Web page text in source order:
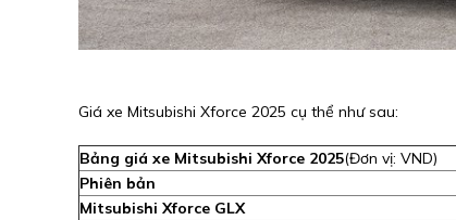
Giá xe Mitsubishi Xforce 2025 cụ thể như sau:
Bảng giá xe Mitsubishi Xforce 2025(Đơn vị: VND)
Phiên bản
Mitsubishi Xforce GLX